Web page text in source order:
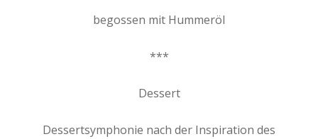
begossen mit Hummeröl
***
Dessert
Dessertsymphonie nach der Inspiration des